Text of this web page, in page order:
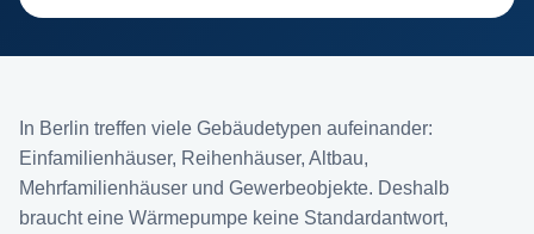
In Berlin treffen viele Gebäudetypen aufeinander:
Einfamilienhäuser, Reihenhäuser, Altbau,
Mehrfamilienhäuser und Gewerbeobjekte. Deshalb
braucht eine Wärmepumpe keine Standardantwort,